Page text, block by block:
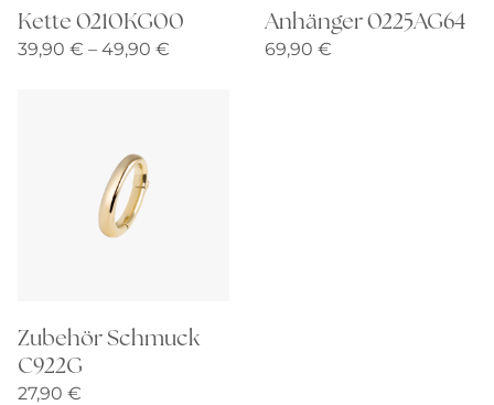
Kette 0210KG00
39,90 € – 49,90 € Preisspanne:
Anhänger 0225AG64
69,90 €
Zubehör Schmuck
C922G
27,90 €